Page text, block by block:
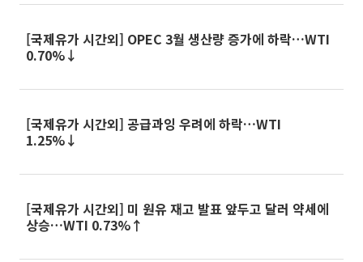
[국제유가 시간외] OPEC 3월 생산량 증가에 하락…WTI
0.70%↓
[국제유가 시간외] 공급과잉 우려에 하락…WTI
1.25%↓
[국제유가 시간외] 미 원유 재고 발표 앞두고 달러 약세에
상승…WTI 0.73%↑